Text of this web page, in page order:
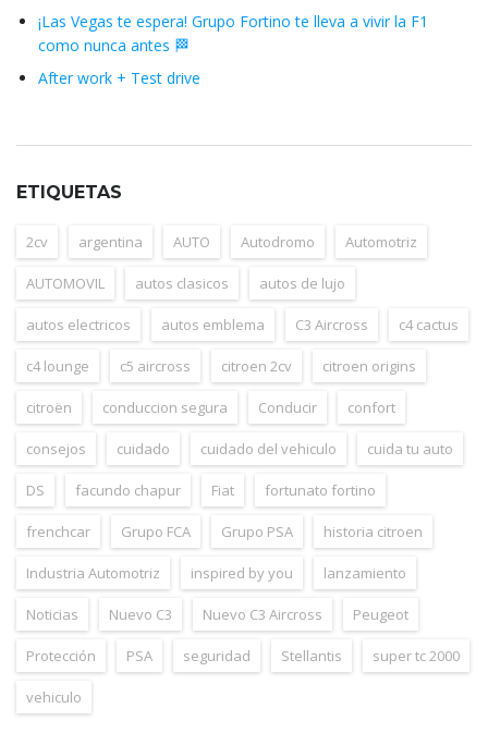
¡Las Vegas te espera! Grupo Fortino te lleva a vivir la F1
como nunca antes 🏁
After work + Test drive
ETIQUETAS
2cv argentina AUTO Autodromo Automotriz
AUTOMOVIL autos clasicos autos de lujo
autos electricos autos emblema C3 Aircross c4 cactus
c4 lounge c5 aircross citroen 2cv citroen origins
citroën conduccion segura Conducir confort
consejos cuidado cuidado del vehiculo cuida tu auto
DS facundo chapur Fiat fortunato fortino
frenchcar Grupo FCA Grupo PSA historia citroen
Industria Automotriz inspired by you lanzamiento
Noticias Nuevo C3 Nuevo C3 Aircross Peugeot
Protección PSA seguridad Stellantis super tc 2000
vehiculo